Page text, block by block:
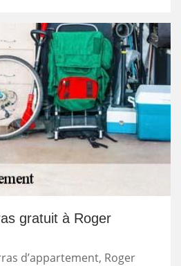
gratuit à Roger
d’appartement, Roger